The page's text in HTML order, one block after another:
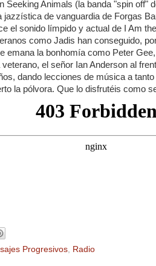
Seeking Animals (la banda "spin off"
jazzística de vanguardia de Forgas
el sonido límpido y actual de I Am
como Jadis han conseguido,
emana la bonhomía como Peter
el señor Ian Anderson al
dando lecciones de música a
la pólvora. Que lo disfrutéis como
Progresivos, Radio